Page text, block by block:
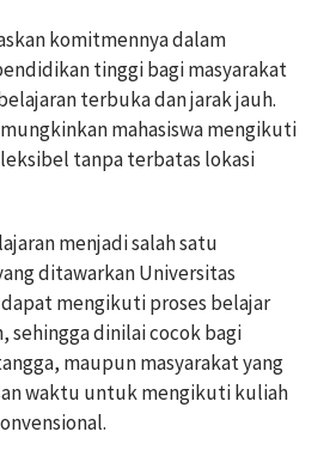
komitmennya dalam
tinggi bagi masyarakat
terbuka dan jarak jauh.
mahasiswa mengikuti
tanpa terbatas lokasi
menjadi salah satu
ditawarkan Universitas
dapat mengikuti proses belajar
sehingga dinilai cocok bagi
maupun masyarakat yang
waktu untuk mengikuti kuliah